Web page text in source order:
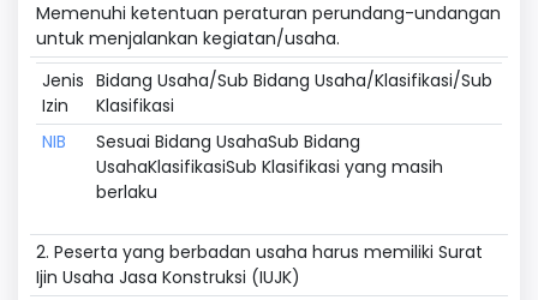
Memenuhi ketentuan peraturan perundang-undangan
untuk menjalankan kegiatan/usaha.
Jenis
Izin
Bidang Usaha/Sub Bidang Usaha/Klasifikasi/Sub
Klasifikasi
NIB
Sesuai Bidang UsahaSub Bidang
UsahaKlasifikasiSub Klasifikasi yang masih
berlaku
2. Peserta yang berbadan usaha harus memiliki Surat
Ijin Usaha Jasa Konstruksi (IUJK)